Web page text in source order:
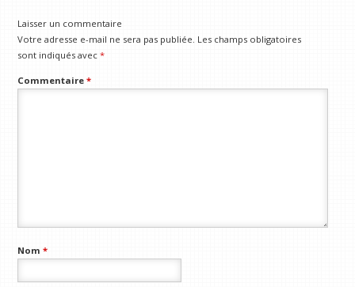
Laisser un commentaire
Votre adresse e-mail ne sera pas publiée. Les champs obligatoires
sont indiqués avec*
Commentaire*
Nom*